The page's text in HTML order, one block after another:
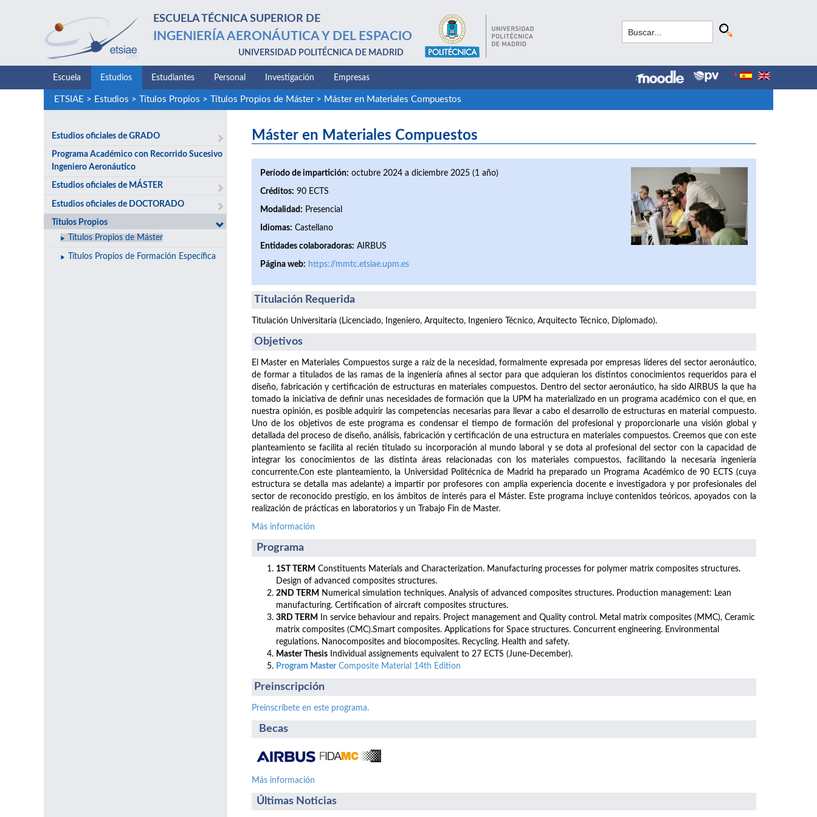
ESCUELA TÉCNICA SUPERIOR DE
INGENIERÍA AERONÁUTICA Y DEL ESPACIO
UNIVERSIDAD POLITÉCNICA DE MADRID
Escuela Estudios Estudiantes Personal Investigación Empresas
ETSIAE > Estudios > Títulos Propios > Títulos Propios de Máster> Máster en Materiales Compuestos
Estudios oficiales de GRADO
Programa Académico con Recorrido Sucesivo
Ingeniero Aeronáutico
Estudios oficiales de MÁSTER
Estudios oficiales de DOCTORADO
Títulos Propios
Títulos Propios de Máster
Títulos Propios de Formación Específica
Máster en Materiales Compuestos
Período de impartición: octubre 2024 a diciembre 2025 (1 año)
Créditos: 90 ECTS
Modalidad: Presencial
Idiomas: Castellano
Entidades colaboradoras: AIRBUS
Página web: https://mmtc.etsiae.upm.es
Titulación Requerida
Titulación Universitaria (Licenciado, Ingeniero, Arquitecto, Ingeniero Técnico, Arquitecto Técnico, Diplomado).
Objetivos
El Master en Materiales Compuestos surge a raíz de la necesidad, formalmente expresada por empresas líderes del sector aeronáutico,
de formar a titulados de las ramas de la ingeniería afines al sector para que adquieran los distintos conocimientos requeridos para el
diseño, fabricación y certificación de estructuras en materiales compuestos. Dentro del sector aeronáutico, ha sido AIRBUS la que ha
tomado la iniciativa de definir unas necesidades de formación que la UPM ha materializado en un programa académico con el que, en
nuestra opinión, es posible adquirir las competencias necesarias para llevar a cabo el desarrollo de estructuras en material compuesto.
Uno de los objetivos de este programa es condensar el tiempo de formación del profesional y proporcionarle una visión global y
detallada del proceso de diseño, análisis, fabricación y certificación de una estructura en materiales compuestos. Creemos que con este
planteamiento se facilita al recién titulado su incorporación al mundo laboral y se dota al profesional del sector con la capacidad de
integrar los conocimientos de las distinta áreas relacionadas con los materiales compuestos, facilitando la necesaria ingeniería
concurrente.Con este planteamiento, la Universidad Politécnica de Madrid ha preparado un Programa Académico de 90 ECTS (cuya
estructura se detalla mas adelante) a impartir por profesores con amplia experiencia docente e investigadora y por profesionales del
sector de reconocido prestigio, en los ámbitos de interés para el Máster. Este programa incluye contenidos teóricos, apoyados con la
realización de prácticas en laboratorios y un Trabajo Fin de Master.
Más información
Programa
1ST TERM Constituents Materials and Characterization. Manufacturing processes for polymer matrix composites structures.
Design of advanced composites structures.
2ND TERM Numerical simulation techniques. Analysis of advanced composites structures. Production management: Lean
manufacturing. Certification of aircraft composites structures.
3RD TERM
In service behaviour and repairs. Project management and Quality control. Metal matrix composites (MMC), Ceramic
matrix composites (CMC).Smart composites. Applications for Space structures. Concurrent engineering. Environmental
regulations. Nanocomposites and biocomposites. Recycling. Health and safety.
Master Thesis Individual assignements equivalent to 27 ECTS (June-December).
Program Master Composite Material 14th Edition
Preinscripción
Preinscríbete en este programa.
Becas
Más información
Últimas Noticias